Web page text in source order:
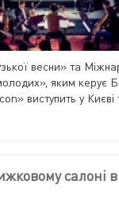
весни» та
яким керує
виступить у Києві
салоні